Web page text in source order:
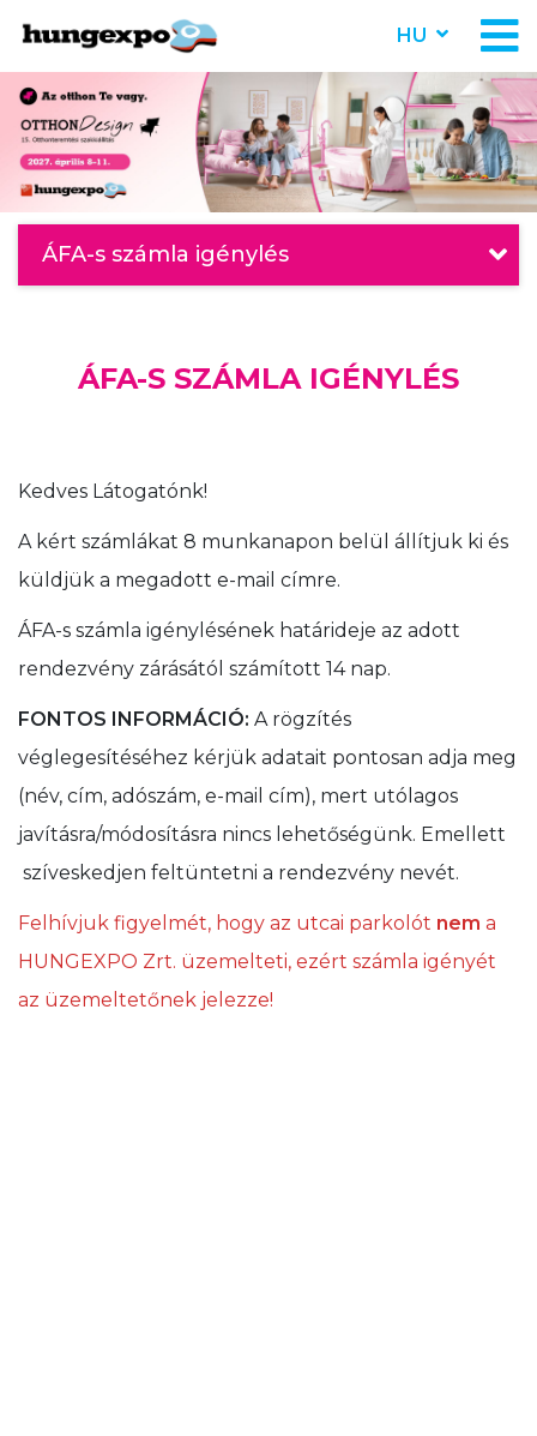
HU
ÁFA-s számla igénylés
ÁFA-S SZÁMLA IGÉNYLÉS
Kedves Látogatónk!
A kért számlákat 8 munkanapon belül állítjuk ki és
küldjük a megadott e-mail címre.
ÁFA-s számla igénylésének határideje az adott
rendezvény zárásától számított 14 nap.
FONTOS INFORMÁCIÓ: A rögzítés
véglegesítéséhez kérjük adatait pontosan adja meg
(név, cím, adószám, e-mail cím), mert utólagos
javításra/módosításra nincs lehetőségünk. Emellett
szíveskedjen feltüntetni a rendezvény nevét.
Felhívjuk figyelmét, hogy az utcai parkolót nem a
HUNGEXPO Zrt. üzemelteti, ezért számla igényét
az üzemeltetőnek jelezze!